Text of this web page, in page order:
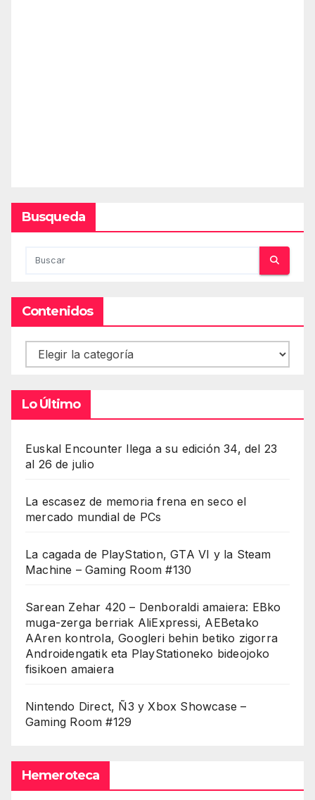
Busqueda
Contenidos
Contenidos
Lo Último
Euskal Encounter llega a su edición 34, del 23
al 26 de julio
La escasez de memoria frena en seco el
mercado mundial de PCs
La cagada de PlayStation, GTA VI y la Steam
Machine – Gaming Room #130
Sarean Zehar 420 – Denboraldi amaiera: EBko
muga-zerga berriak AliExpressi, AEBetako
AAren kontrola, Googleri behin betiko zigorra
Androidengatik eta PlayStationeko bideojoko
fisikoen amaiera
Nintendo Direct, Ñ3 y Xbox Showcase –
Gaming Room #129
Hemeroteca